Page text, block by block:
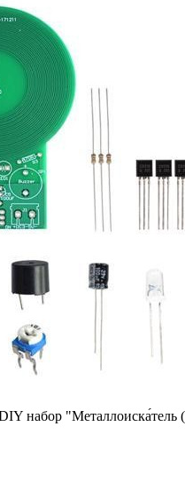
набор "Металлоиска́тель